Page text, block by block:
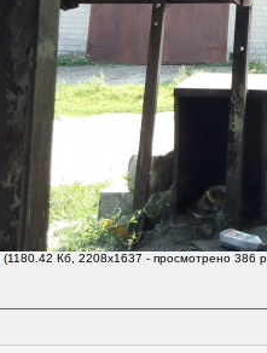
(1180.42 Кб, 2208x1637 - просмотрено 386